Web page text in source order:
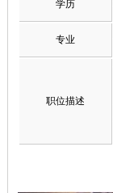
学历
专业
职位描述